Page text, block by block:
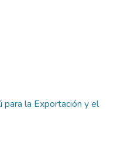
para la Exportación y el